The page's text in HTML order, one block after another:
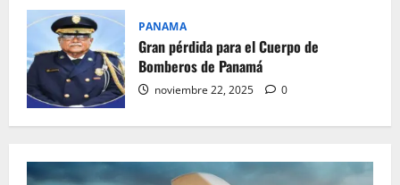
PANAMA
Gran pérdida para el Cuerpo de
Bomberos de Panamá
noviembre 22, 2025 0